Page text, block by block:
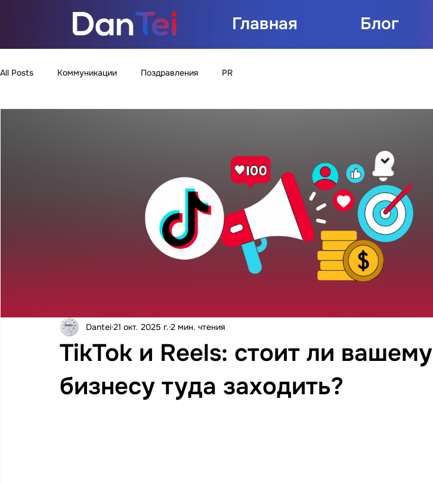
Главная Блог
All Posts Коммуникации Поздравления PR
TikTok и Reels: стоит ли вашему
бизнесу туда заходить?
Dantei21 окт. 2025 г. 2 мин. чтения